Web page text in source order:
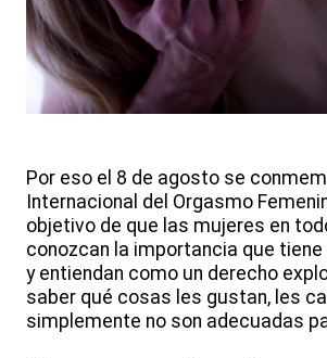
Por eso el 8 de agosto se
Internacional del Orgasmo
objetivo de que las mujeres en
conozcan la importancia que tiene
y entiendan como un derecho
saber qué cosas les gustan, les
simplemente no son adecuadas